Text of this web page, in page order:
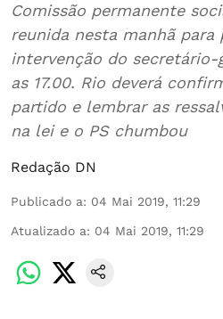
Comissão permanente
reunida nesta manhã para
intervenção do secretário-
as 17.00. Rio deverá
partido e lembrar as
na lei e o PS chumbou
Redação DN
Publicado a: 04 Mai 2019, 11:29
Atualizado a: 04 Mai 2019, 11:29